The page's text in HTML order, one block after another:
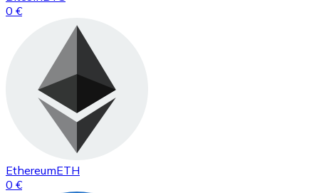
0 €
EthereumETH
0 €